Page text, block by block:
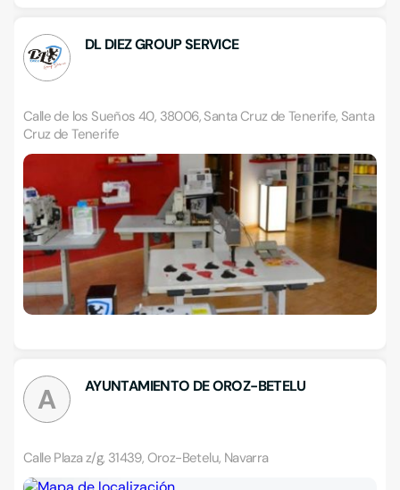
DL DIEZ GROUP SERVICE
Calle de los Sueños 40, 38006, Santa Cruz de Tenerife, Santa
Cruz de Tenerife
A AYUNTAMIENTO DE OROZ-BETELU
Calle Plaza z/g, 31439, Oroz-Betelu, Navarra